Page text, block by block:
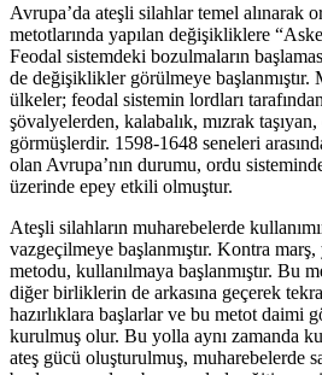
Avrupa’da ateşli silahlar temel alınarak
metotlarında yapılan değişikliklere
Feodal sistemdeki bozulmaların
de değişiklikler görülmeye
ülkeler; feodal sistemin lordları
şövalyelerden, kalabalık, mızrak
görmüşlerdir. 1598-1648 seneleri
olan Avrupa’nın durumu, ordu
üzerinde epey etkili olmuştur.
Ateşli silahların muharebelerde
vazgeçilmeye başlanmıştır. Kontra
metodu, kullanılmaya başlanmıştır. Bu
diğer birliklerin de arkasına geçerek
hazırlıklara başlarlar ve bu metot daimi
kurulmuş olur. Bu yolla aynı zamanda
ateş gücü oluşturulmuş, muharebelerde